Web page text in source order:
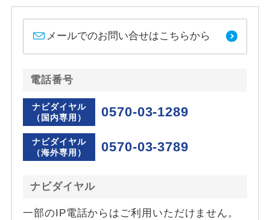
メールでのお問い合せはこちらから
電話番号
ナビダイヤル
（国内専用）
0570-03-1289
ナビダイヤル
（海外専用）
0570-03-3789
ナビダイヤル
一部のIP電話からはご利用いただけません。